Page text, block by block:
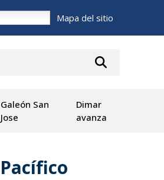
Mapa del sitio
Galeón San
Jose
Dimar
avanza